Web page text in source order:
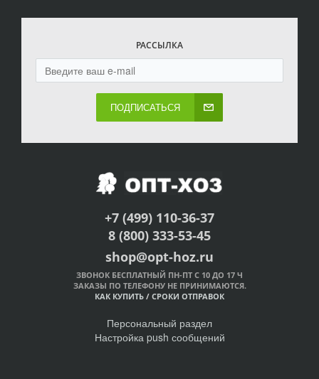
РАССЫЛКА
ПОДПИСАТЬСЯ
+7 (499) 110-36-37
8 (800) 333-53-45
shop@opt-hoz.ru
ЗВОНОК БЕСПЛАТНЫЙ ПН-ПТ С 10 ДО 17 Ч
ЗАКАЗЫ ПО ТЕЛЕФОНУ НЕ ПРИНИМАЮТСЯ.
КАК КУПИТЬ / СРОКИ ОТПРАВОК
Персональный раздел
Настройка push сообщений